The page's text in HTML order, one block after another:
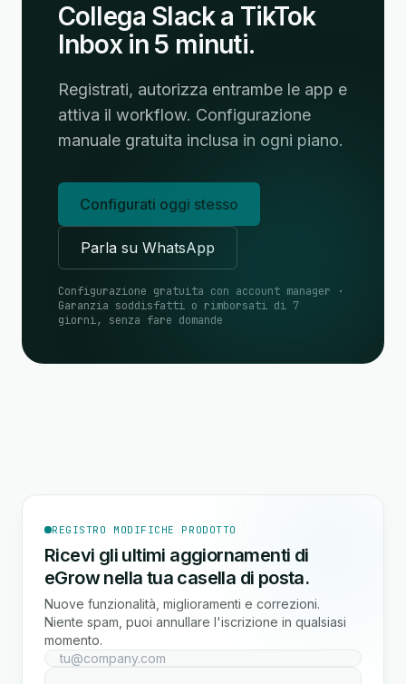
Collega Slack a TikTok
Inbox in 5 minuti.
Registrati, autorizza entrambe le app e
attiva il workflow. Configurazione
manuale gratuita inclusa in ogni piano.
Configurati oggi stesso
Parla su WhatsApp
Configurazione gratuita con account manager ·
Garanzia soddisfatti o rimborsati di 7
giorni, senza fare domande
REGISTRO MODIFICHE PRODOTTO
Ricevi gli ultimi aggiornamenti di
eGrow nella tua casella di posta.
Nuove funzionalità, miglioramenti e correzioni.
Niente spam, puoi annullare l'iscrizione in qualsiasi
momento.